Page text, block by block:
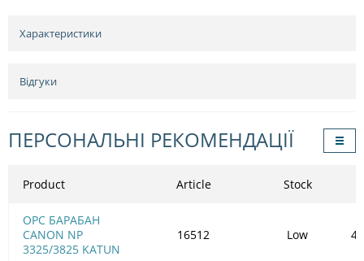
Характеристики
Відгуки
ПЕРСОНАЛЬНІ РЕКОМЕНДАЦІЇ
Product
OPC БАРАБАН
CANON NP
3325/3825 KATUN
Article Stock
16512 Low